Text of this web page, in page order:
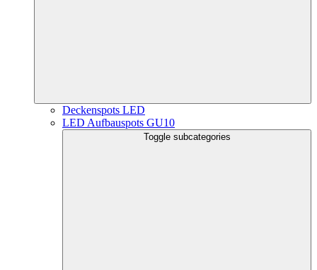
Deckenspots LED
LED Aufbauspots GU10
Toggle subcategories